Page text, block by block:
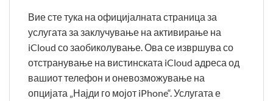
Вие сте тука на официјалната страница за
услугата за заклучување на активирање на
iCloud со заобиколување. Ова се извршува со
отстранување на вистинската iCloud адреса од
вашиот телефон и оневозможување на
опцијата „Најди го мојот iPhone“. Услугата е